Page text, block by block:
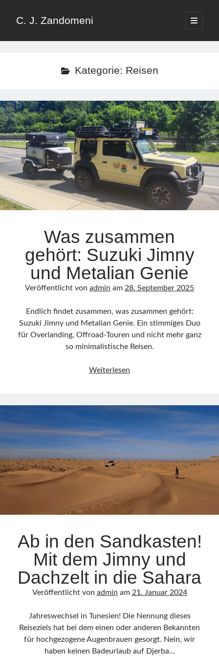
C. J. Zandomeni
open
primary
Sidebar
Sambia – Leben am Wasser: Victoriafälle, Sambesi und Karibasee
Botswana – Elefanten, Elefanten, Elefanten
Das Update: Was zusammen gehört: Suzuki Jimny und Metalian Genie
Botswana – Tiere und Potholes ohne Ende
Südafrika – Kruger National Park
Blogbeiträge nach Kategorien
4×4
Jimny & Friends
Offroadreisen
Reisen
Tourbericht
Kategorie: Reisen
Was zusammen
gehört: Suzuki Jimny
und Metalian Genie
Veröffentlicht von admin am 28. September 2025
Endlich findet zusammen, was zusammen gehört:
Suzuki Jimny und Metalian Genie. Ein stimmiges Duo
für Overlanding, Offroad-Touren und nicht mehr ganz
so minimalistische Reisen.
Weiterlesen
Suzuki
Metalian
Ab in den Sandkasten!
Mit dem Jimny und
Dachzelt in die Sahara
Veröffentlicht von admin am 21. Januar 2024
Jahreswechsel in Tunesien! Die Nennung dieses
Reiseziels hat bei dem einen oder anderen Bekannten
für hochgezogene Augenbrauen gesorgt. Nein, wir
haben keinen Badeurlaub auf Djerba…